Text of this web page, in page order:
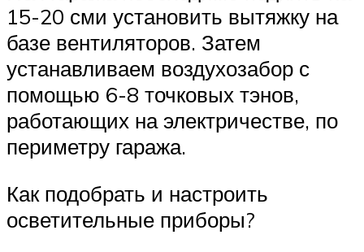
15-20 сми установить вытяжку на
базе вентиляторов. Затем
устанавливаем воздухозабор с
помощью 6-8 точковых тэнов,
работающих на электричестве, по
периметру гаража.
Как подобрать и настроить
осветительные приборы?